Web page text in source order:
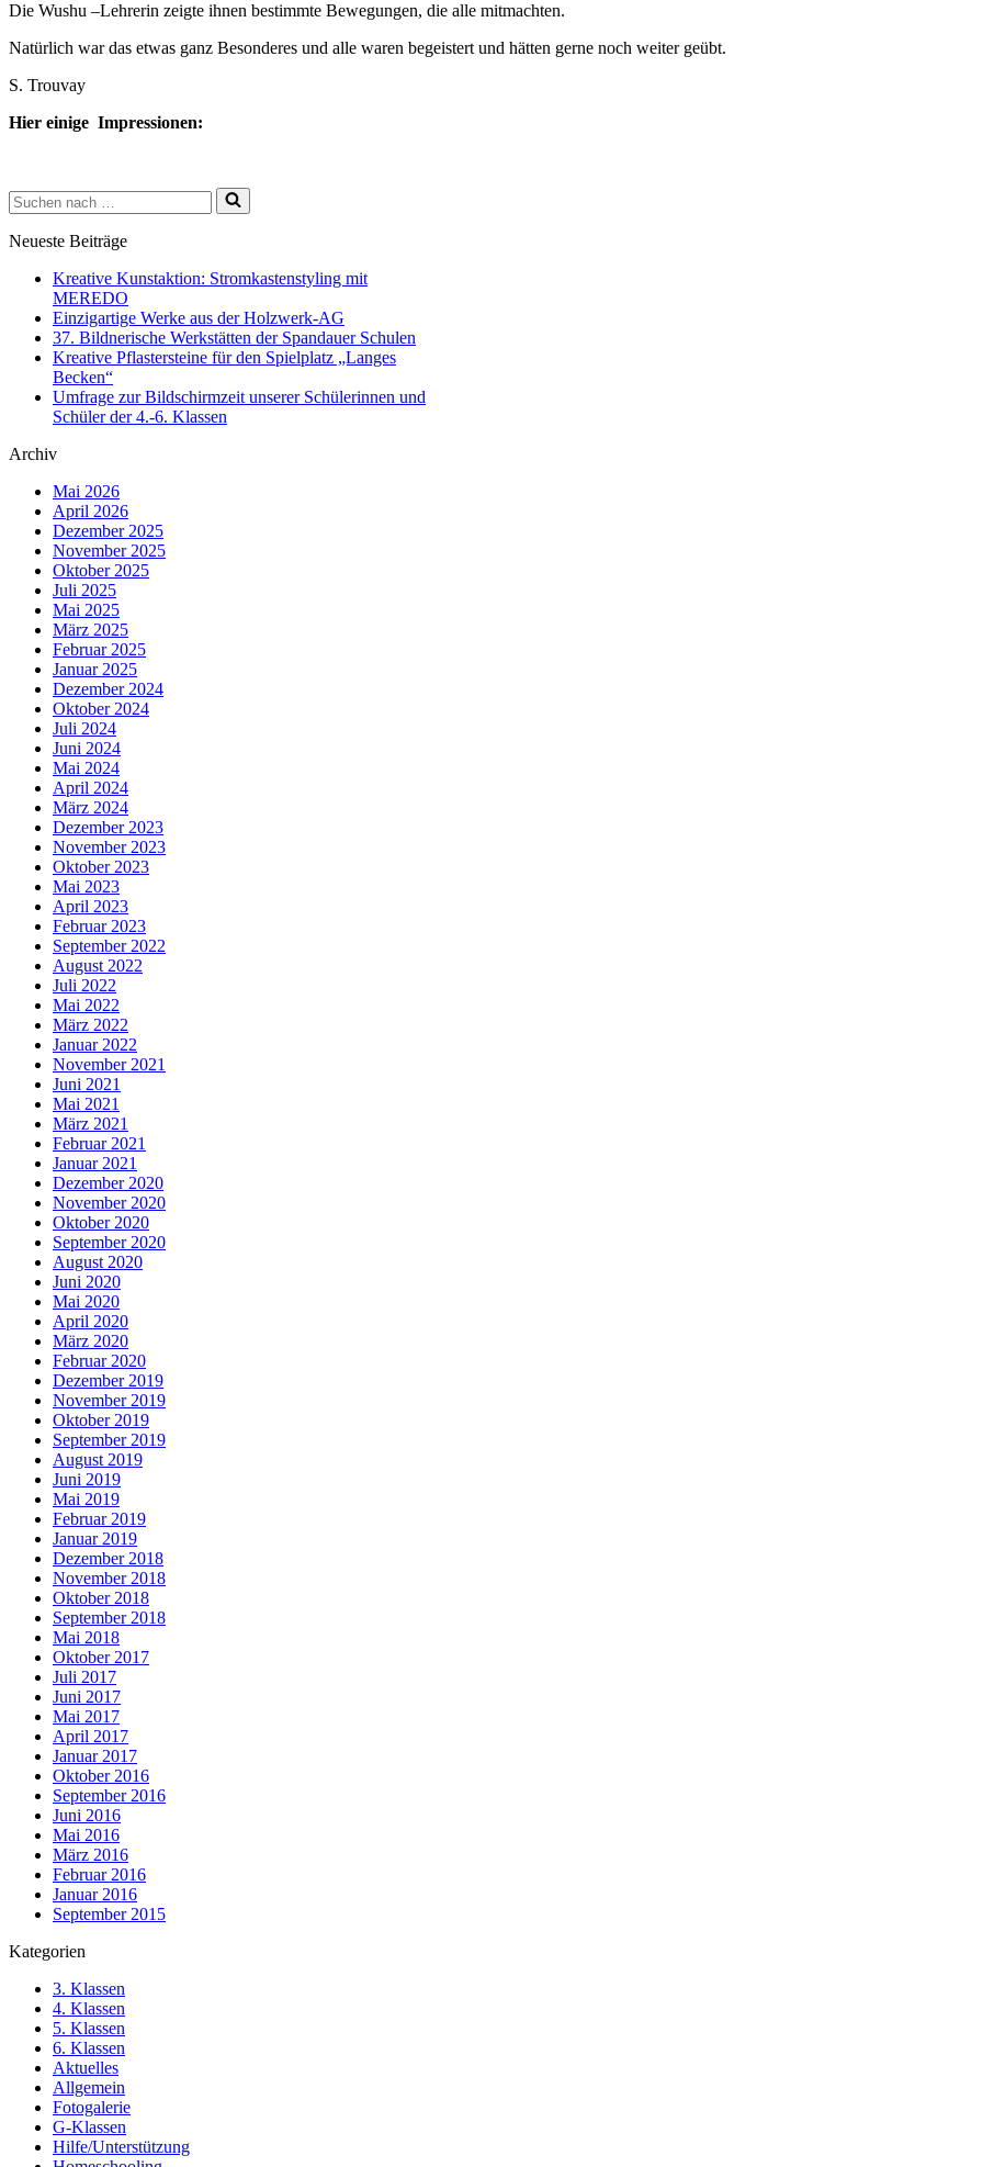
Die Wushu –Lehrerin zeigte ihnen bestimmte Bewegungen, die alle mitmachten.
Natürlich war das etwas ganz Besonderes und alle waren begeistert und hätten gerne noch weiter geübt.
S. Trouvay
Hier einige Impressionen:
Suchen
nach …
Neueste Beiträge
Kreative Kunstaktion: Stromkastenstyling mit
MEREDO
Einzigartige Werke aus der Holzwerk-AG
37. Bildnerische Werkstätten der Spandauer Schulen
Kreative Pflastersteine für den Spielplatz „Langes
Becken“
Umfrage zur Bildschirmzeit unserer Schülerinnen und
Schüler der 4.-6. Klassen
Archiv
Mai 2026
April 2026
Dezember 2025
November 2025
Oktober 2025
Juli 2025
Mai 2025
März 2025
Februar 2025
Januar 2025
Dezember 2024
Oktober 2024
Juli 2024
Juni 2024
Mai 2024
April 2024
März 2024
Dezember 2023
November 2023
Oktober 2023
Mai 2023
April 2023
Februar 2023
September 2022
August 2022
Juli 2022
Mai 2022
März 2022
Januar 2022
November 2021
Juni 2021
Mai 2021
März 2021
Februar 2021
Januar 2021
Dezember 2020
November 2020
Oktober 2020
September 2020
August 2020
Juni 2020
Mai 2020
April 2020
März 2020
Februar 2020
Dezember 2019
November 2019
Oktober 2019
September 2019
August 2019
Juni 2019
Mai 2019
Februar 2019
Januar 2019
Dezember 2018
November 2018
Oktober 2018
September 2018
Mai 2018
Oktober 2017
Juli 2017
Juni 2017
Mai 2017
April 2017
Januar 2017
Oktober 2016
September 2016
Juni 2016
Mai 2016
März 2016
Februar 2016
Januar 2016
September 2015
Kategorien
3. Klassen
4. Klassen
5. Klassen
6. Klassen
Aktuelles
Allgemein
Fotogalerie
G-Klassen
Hilfe/Unterstützung